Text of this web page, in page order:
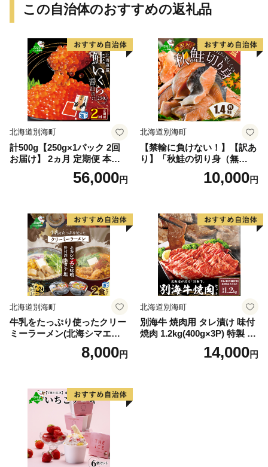
この自治体のおすすめの返礼品
北海道別海町
計500g【250g×1パック 2回
お届け】 2ヵ月 定期便 本場
「北海道」 いくら 醤油漬け
【NKM02NQ13】（野付漁業
くら 鮭いくら 国産いくら 北
海道産いくら 地場産いくら
道産いくら 別海町 ふるさと
納税 ふるさと ikura )
56,000円
北海道別海町
【禁輸に負けない！】【訳あ
り】「秋鮭の切り身（無
塩）」1.4kg（ 鮭 秋鮭 シャ
ケ 秋シャケ 北海道産鮭 北海
身 さけ切身 国産鮭 国産秋鮭
地場産鮭 地場産秋鮭 ふるさ
と納税 訳あり 訳あり鮭 訳あ
りシャケ 訳あり秋鮭 訳あり
切り身 訳あり 切身）
10,000円
北海道別海町
牛乳をたっぷり使ったクリー
ミーラーメン(北海シマエビ
味噌×1食+野付湾ホタテ塩×
１食 (合計2食セット))8,000円
北海道別海町
別海牛 焼肉用 タレ漬け 味付
焼肉 1.2kg(400g×3P) 特製 焼
肉用つけだれつき【北海道
別海町産】【FF000FA01】
14,000円